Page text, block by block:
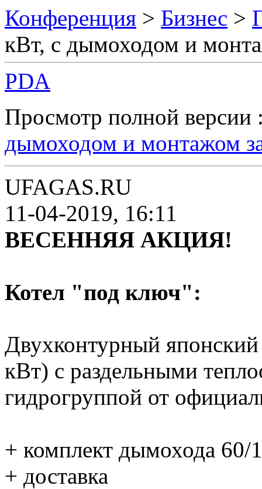
Конференция > Бизнес >
кВт, с дымоходом и
PDA
Просмотр полной
дымоходом и монтажом
UFAGAS.RU
11-04-2019, 16:11
ВЕСЕННЯЯ АКЦИЯ!
Котел "под ключ":
Двухконтурный
кВт) с раздельными
гидрогруппой от
+ комплект дымохода 60/
+ доставка